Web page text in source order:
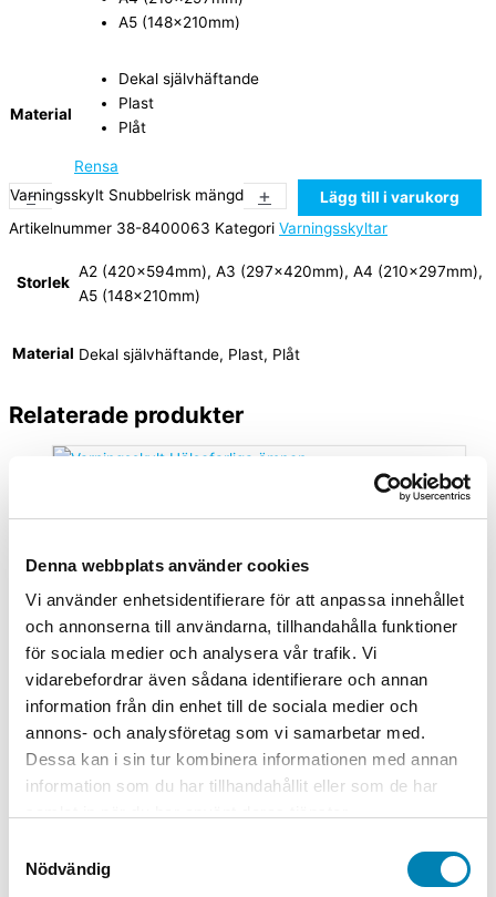
Denna webbplats använder cookies
Vi använder enhetsidentifierare för att anpassa innehållet
och annonserna till användarna, tillhandahålla funktioner
för sociala medier och analysera vår trafik. Vi
vidarebefordrar även sådana identifierare och annan
information från din enhet till de sociala medier och
annons- och analysföretag som vi samarbetar med.
Dessa kan i sin tur kombinera informationen med annan
information som du har tillhandahållit eller som de har
Nödvändig
A5 (148x210mm)
Material
Dekal självhäftande
Plast
Plåt
Rensa
-
Varningsskylt Snubbelrisk mängd +
Lägg till i varukorg
Artikelnummer 38-8400063 Kategori Varningsskyltar
Storlek
A2 (420x594mm), A3 (297x420mm), A4 (210x297mm),
A5 (148x210mm)
Material Dekal självhäftande, Plast, Plåt
Relaterade produkter
Varningsskylt Hälsofarliga ämnen
Från:80,00kr64,00kr ink. momsex. moms
alternativ
Den här produkten har flera varianter. De
olika alternativen kan väljas på produktsidan
Varningsskylt Brandfarliga aerosoler
Från:80,00kr64,00kr ink. momsex. moms
Välj
alternativ
Den här produkten har flera varianter. De